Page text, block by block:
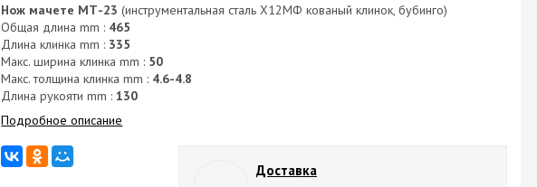
Нож мачете МТ-23 (инструментальная сталь Х12МФ кованый клинок, бубинго)
Общая длина mm : 465
Длина клинка mm : 335
Макс. ширина клинка mm : 50
Макс. толщина клинка mm : 4.6-4.8
Длина рукояти mm :130
Подробное описание
Доставка